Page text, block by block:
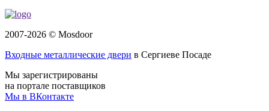
2007-2026 © Mosdoor
Входные металлические двери в Сергиеве Посаде
Мы зарегистрированы
на портале поставщиков
Мы в ВКонтакте